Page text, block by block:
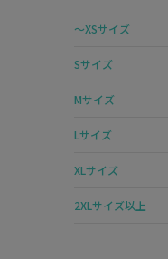
〜XSサイズ
Sサイズ
Mサイズ
Lサイズ
XLサイズ
2XLサイズ以上